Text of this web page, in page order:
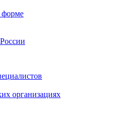
форме
организациях